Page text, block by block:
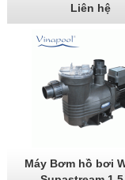
Liên hệ
Máy Bơm hồ bơi